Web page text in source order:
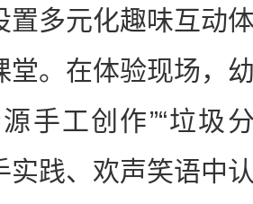
置多元化趣味互动
堂。在体验现场，
手工创作”“垃圾
实践、欢声笑语中